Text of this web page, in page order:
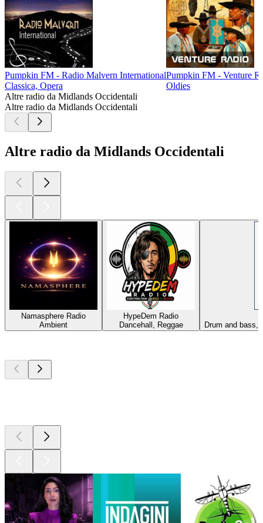
Pumpkin FM - Radio Malvern International
Classica, Opera
Pumpkin FM - Venture
Oldies
Altre radio da Midlands Occidentali
Altre radio da Midlands Occidentali
Altre radio da Midlands Occidentali
Namasphere Radio
Ambient
HypeDem Radio
Dancehall, Reggae
Drum and bass,